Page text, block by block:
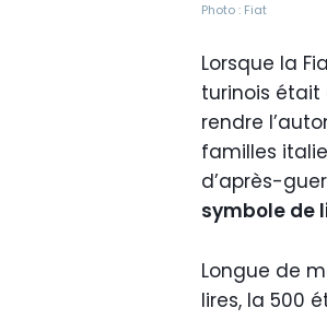
Photo : Fiat
Lorsque la
turinois était
rendre
familles
d’après-
symbole de
Longue de
lires, la 500